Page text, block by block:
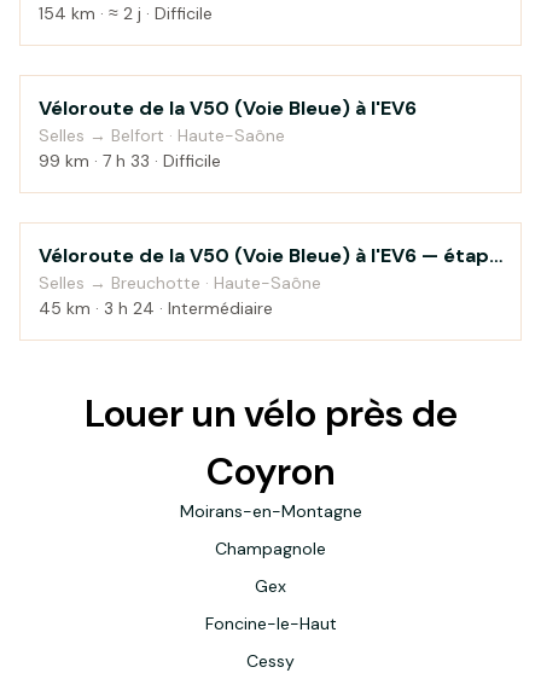
154 km · ≈ 2 j · Difficile
Campagne
Véloroute de la V50 (Voie Bleue) à l'EV6
Selles → Belfort · Haute-Saône
99 km · 7 h 33 · Difficile
Campagne
Véloroute de la V50 (Voie Bleue) à l'EV6 — étape
1
Selles → Breuchotte · Haute-Saône
45 km · 3 h 24 · Intermédiaire
Louer un vélo près de
Coyron
Moirans-en-Montagne
Champagnole
Gex
Foncine-le-Haut
Cessy